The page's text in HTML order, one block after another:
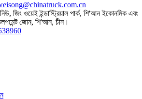
জিং ওয়েই ইন্ডাস্ট্রিয়াল পার্ক, শি'আন ইকোনমিক এবং
জোন, শি'আন, চীন।